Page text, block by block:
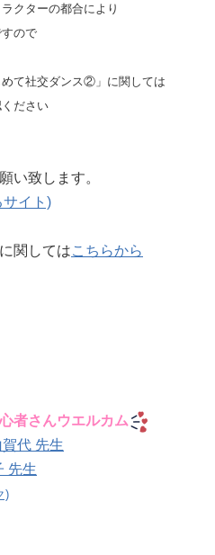
クターの都合により
ので
て社交ダンス②」に関しては
ださい
い致します。
サイト)
関してはこちらから
者さんウエルカム
代 先生
先生
)